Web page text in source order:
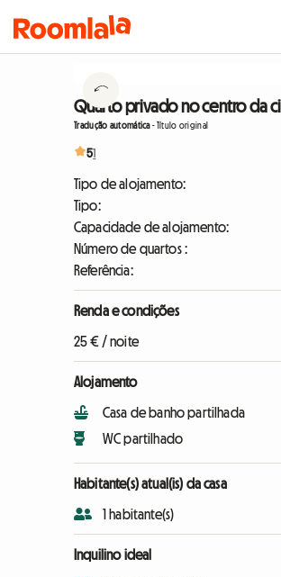
Quarto privado no centro da
Tradução automática-Título original
51
Tipo de alojamento:
Tipo:
Capacidade de alojamento:
Número de quartos :
Referência:
Renda e condições
25 € / noite
Alojamento
Casa de banho partilhada
WC partilhado
Habitante(s) atual(is) da casa
1 habitante(s)
Inquilino ideal